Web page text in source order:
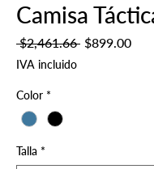
Camisa
$2,461.66 Precio
$899.00
IVA incluido
Color *
Talla *